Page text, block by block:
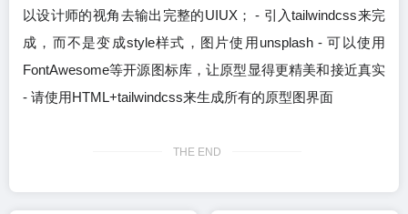
以设计师的视角去输出完整的UIUX； - 引入tailwindcss来完
成，而不是变成style样式，图片使用unsplash - 可以使用
FontAwesome等开源图标库，让原型显得更精美和接近真实
- 请使用HTML+tailwindcss来生成所有的原型图界面
THE END